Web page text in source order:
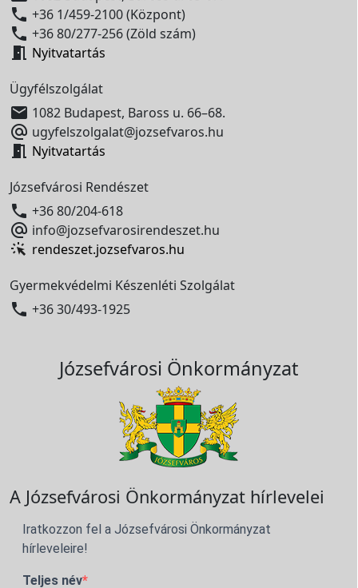
 +36 1/459-2100 (Központ)
 +36 80/277-256 (Zöld szám)
 Nyitvatartás
Ügyfélszolgálat
 1082 Budapest, Baross u. 66–68.
 ugyfelszolgalat@jozsefvaros.hu
 Nyitvatartás
Józsefvárosi Rendészet
 +36 80/204-618
 info@jozsefvarosirendeszet.hu
rendeszet.jozsefvaros.hu
Gyermekvédelmi Készenléti Szolgálat
 +36 30/493-1925
Józsefvárosi Önkormányzat
A Józsefvárosi Önkormányzat hírlevelei
Iratkozzon fel a Józsefvárosi Önkormányzat
hírleveleire!
Teljes név